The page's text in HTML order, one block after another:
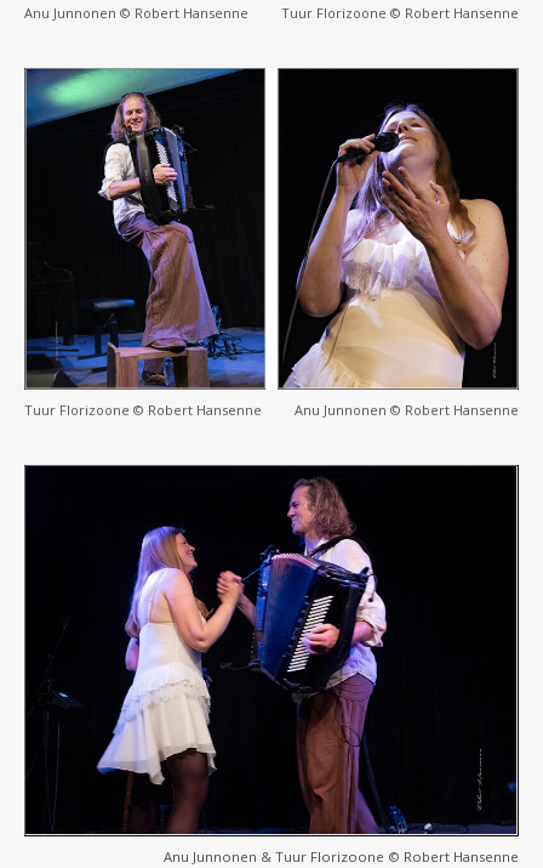
Anu Junnonen © Robert Hansenne Tuur Florizoone © Robert Hansenne
Tuur Florizoone © Robert Hansenne Anu Junnonen © Robert Hansenne
Anu Junnonen & Tuur Florizoone © Robert Hansenne